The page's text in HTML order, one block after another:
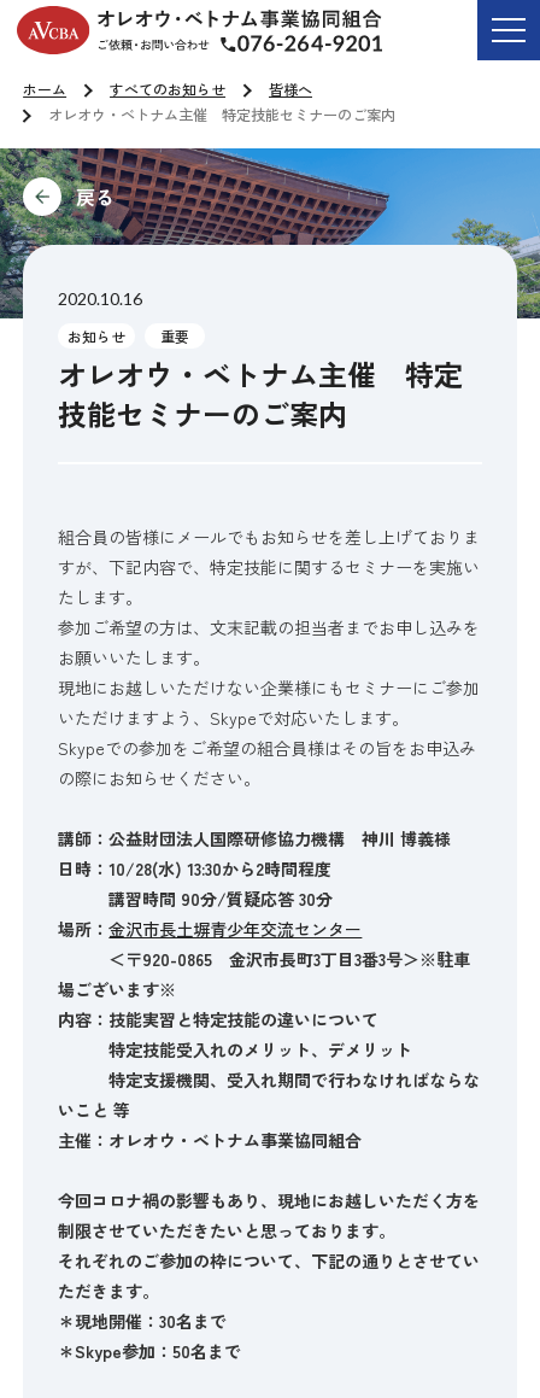
オレオウ・ベトナ
ご依頼・お問い
ホーム すべてのお知らせ 皆様へ
オレオウ・ベトナム主催 特定技能セミナーのご案内
2020.10.16
お知らせ
重要
オレオウ・ベトナム主催 特定
技能セミナーのご案内
組合員の皆様にメールでもお知らせを差し上げておりま
すが、下記内容で、特定技能に関するセミナーを実施い
たします。
参加ご希望の方は、文末記載の担当者までお申し込みを
お願いいたします。
現地にお越しいただけない企業様にもセミナーにご参加
いただけますよう、Skypeで対応いたします。
Skypeでの参加をご希望の組合員様はその旨をお申込み
の際にお知らせください。
講師：公益財団法人国際研修協力機構 神川 博義様
日時：10/28(水) 13:30から2時間程度
講習時間 90分/質疑応答 30分
場所：金沢市長土塀青少年交流センター
＜〒920-0865 金沢市長町3丁目3番3号＞※駐車
場ございます※
内容：技能実習と特定技能の違いについて
特定技能受入れのメリット、デメリット
特定支援機関、受入れ期間で行わなければならな
いこと 等
主催：オレオウ・ベトナム事業協同組合
今回コロナ禍の影響もあり、現地にお越しいただく方を
制限させていただきたいと思っております。
それぞれのご参加の枠について、下記の通りとさせてい
ただきます。
＊現地開催：30名まで
＊Skype参加：50名まで